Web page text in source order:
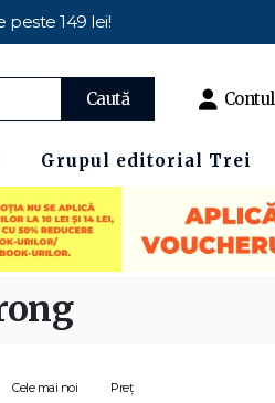
peste 149 lei!
Caută
Grupul editorial Trei
Cele mai noi Preț